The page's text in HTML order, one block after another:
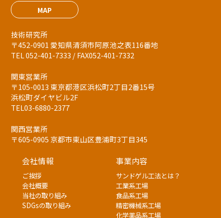
MAP
技術研究所
〒452-0901 愛知県清須市阿原池之表116番地
TEL 052-401-7333 / FAX052-401-7332
関東営業所
〒105-0013 東京都港区浜松町2丁目2番15号
浜松町ダイヤビル2F
TEL03-6880-2377
関西営業所
〒605-0905 京都市東山区豊浦町3丁目345
会社情報
ご挨拶
会社概要
当社の取り組み
SDGsの取り組み
事業内容
サンドゲル工法とは？
工業系工場
食品系工場
精密機械系工場
化学薬品系工場